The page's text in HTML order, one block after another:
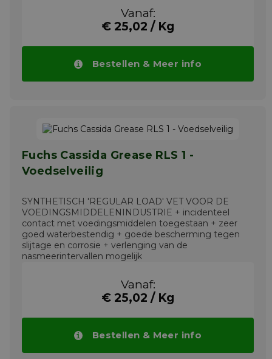
openstaan voor de sfeer
Automatische, gecentraliseerde
smeersystemen
CASSIDA GREASE RLS 1 wordt
smeersystemen van Lincoln.
CASSIDA GREASE RLS 00, 0, 1 en 2 zijn
machines in de voedingsmiddelen- en
drankenverwerkende en
verpakkingsindustrie. Ze zijn gebaseerd op
synthetische vloeistoffen en geselecteerde
additieven gekozen vanwege hun
vermogen om te voldoen aan de strenge
eisen van de voedings- en drankenindustrie.
Meer info
Vanaf:
€ 25,02 / Kg
Bestellen & Meer info
Fuchs Cassida Grease RLS 1 -
Voedselveilig
SYNTHETISCH 'REGULAR LOAD' VET VOOR DE
VOEDINGSMIDDELENINDUSTRIE + incidenteel
contact met voedingsmiddelen toegestaan + zeer
goed waterbestendig + goede bescherming tegen
slijtage en corrosie + verlenging van de
nasmeerintervallen mogelijk
Vanaf:
€ 25,02 / Kg
Bestellen & Meer info